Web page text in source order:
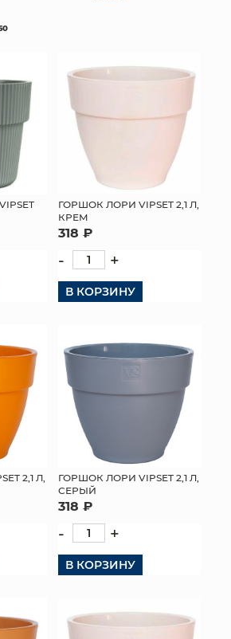
СУНДУКИ
ЦВЕТЫ
ПАКЕТЫ И СУМКИ
ТОРГОВЫЙ ЦЕНТР
ОПТОВЫМ КЛИЕНТАМ
ДОСТАВКА И ОПЛАТА
ГОРШОК ЛОРИ VIPSET 2,1 Л,
КРЕМ
318 ₽
- +
В КОРЗИНУ
2,1 Л,
ГОРШОК ЛОРИ VIPSET 2,1 Л,
СЕРЫЙ
318 ₽
- +
В КОРЗИНУ